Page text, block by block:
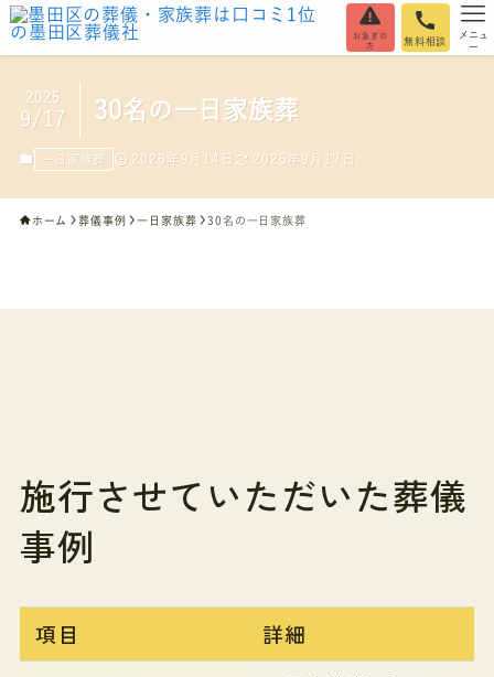
お急ぎの
方
無料相談
メニュ
ー
30名の一日家族葬
2025
9/17
一日家族葬 2025年9月14日 2025年9月17日
ホーム 葬儀事例 一日家族葬 30名の一日家族葬
施行させていただいた葬儀
事例
項目
詳細